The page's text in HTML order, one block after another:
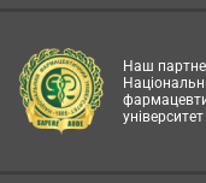
Наш
університет